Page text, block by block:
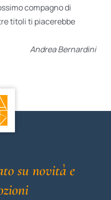
compagno di
titoli ti piacerebbe
Andrea Bernardini
su novità e